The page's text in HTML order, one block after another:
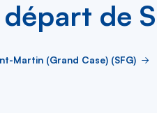
départ de
Martin (Grand Case) (SFG)